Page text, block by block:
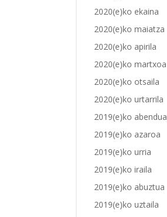
2020(e)ko ekaina
2020(e)ko maiatza
2020(e)ko apirila
2020(e)ko martxoa
2020(e)ko otsaila
2020(e)ko urtarrila
2019(e)ko abendua
2019(e)ko azaroa
2019(e)ko urria
2019(e)ko iraila
2019(e)ko abuztua
2019(e)ko uztaila